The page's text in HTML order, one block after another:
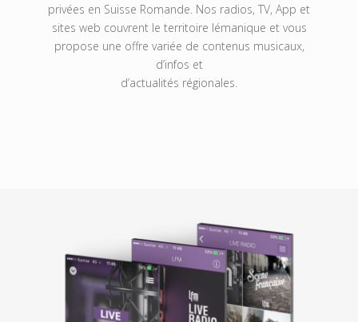
privées en Suisse Romande. Nos radios, TV, App et
sites web couvrent le territoire lémanique et vous
propose une offre variée de contenus musicaux,
d’infos et
d’actualités régionales.